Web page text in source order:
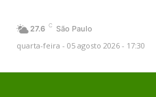
27.6 C São Paulo
quarta-feira - 05 agosto 2026 - 17:30